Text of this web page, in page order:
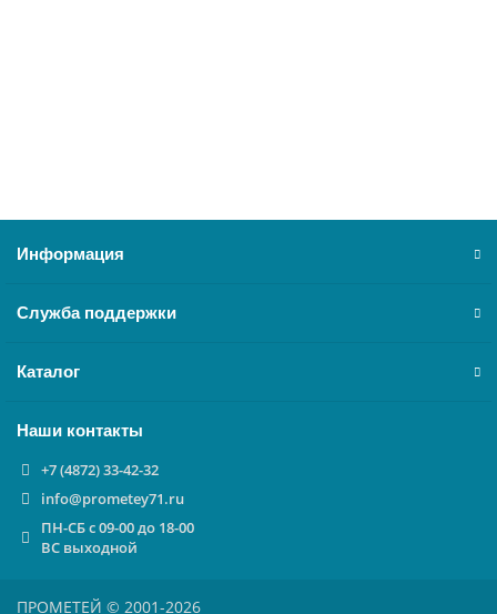
Информация
Служба поддержки
Каталог
Наши контакты
+7 (4872) 33-42-32
info@prometey71.ru
ПН-СБ с 09-00 до 18-00
ВС выходной
ПРОМЕТЕЙ © 2001-2026